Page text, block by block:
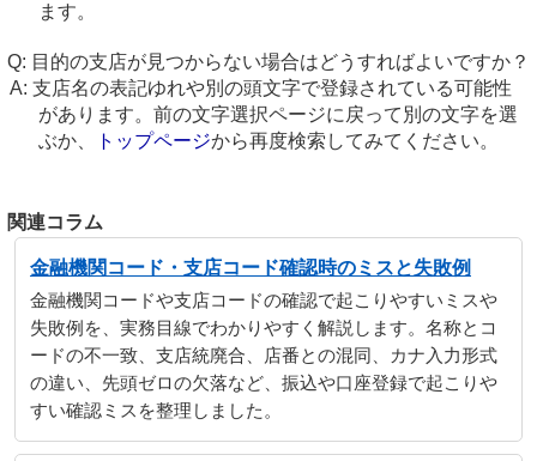
ます。
目的の支店が見つからない場合はどうすればよいですか？
支店名の表記ゆれや別の頭文字で登録されている可能性
があります。前の文字選択ページに戻って別の文字を選
ぶか、
トップページから再度検索してみてください。
関連コラム
金融機関コード・支店コード確認時のミスと失敗例
金融機関コードや支店コードの確認で起こりやすいミスや
失敗例を、実務目線でわかりやすく解説します。名称とコ
ードの不一致、支店統廃合、店番との混同、カナ入力形式
の違い、先頭ゼロの欠落など、振込や口座登録で起こりや
すい確認ミスを整理しました。